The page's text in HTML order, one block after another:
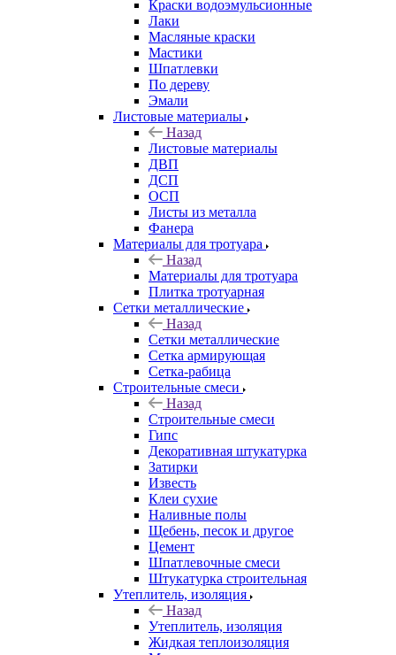
Краски водоэмульсионные
Лаки
Масляные краски
Мастики
Шпатлевки
По дереву
Эмали
Листовые материалы
Назад
Листовые материалы
ДВП
ДСП
ОСП
Листы из металла
Фанера
Материалы для тротуара
Назад
Материалы для тротуара
Плитка тротуарная
Сетки металлические
Назад
Сетки металлические
Сетка армирующая
Сетка-рабица
Строительные смеси
Назад
Строительные смеси
Гипс
Декоративная штукатурка
Затирки
Известь
Клеи сухие
Наливные полы
Щебень, песок и другое
Цемент
Шпатлевочные смеси
Штукатурка строительная
Утеплитель, изоляция
Назад
Утеплитель, изоляция
Жидкая теплоизоляция